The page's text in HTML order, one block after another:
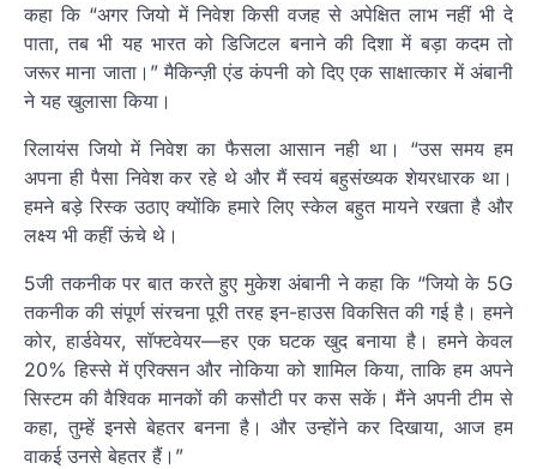
कहा कि “अगर जियो में निवेश किसी वजह से अपेक्षित लाभ नहीं भी दे
पाता, तब भी यह भारत को डिजिटल बनाने की दिशा में बड़ा कदम तो
जरूर माना जाता।” मैकिन्ज़ी एंड कंपनी को दिए एक साक्षात्कार में अंबानी
ने यह खुलासा किया।
रिलायंस जियो में निवेश का फैसला आसान नही था। “उस समय हम
अपना ही पैसा निवेश कर रहे थे और मैं स्वयं बहुसंख्यक शेयरधारक था।
हमने बड़े रिस्क उठाए क्योंकि हमारे लिए स्केल बहुत मायने रखता है और
लक्ष्य भी कहीं ऊंचे थे।
5जी तकनीक पर बात करते हुए मुकेश अंबानी ने कहा कि “जियो के 5G
तकनीक की संपूर्ण संरचना पूरी तरह इन-हाउस विकसित की गई है। हमने
कोर, हार्डवेयर, सॉफ्टवेयर—हर एक घटक खुद बनाया है। हमने केवल
20% हिस्से में एरिक्सन और नोकिया को शामिल किया, ताकि हम अपने
सिस्टम की वैश्विक मानकों की कसौटी पर कस सकें। मैंने अपनी टीम से
कहा, तुम्हें इनसे बेहतर बनना है। और उन्होंने कर दिखाया, आज हम
वाकई उनसे बेहतर हैं।”